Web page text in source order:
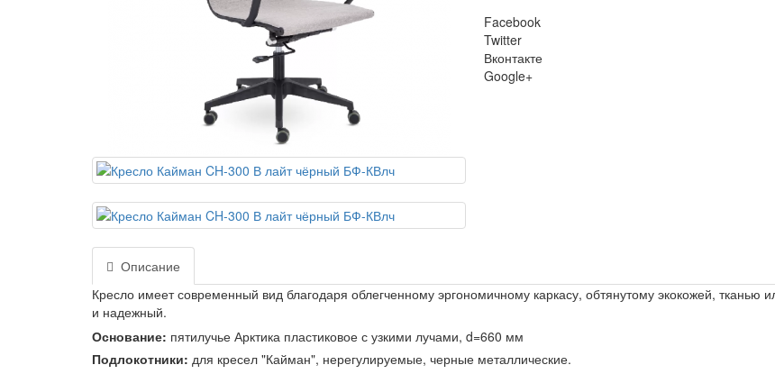
Facebook
Twitter
Вконтакте
Google+
Описание
Кресло имеет современный вид благодаря облегченному эргономичному каркасу, обтянутому экокожей, тканью
и надежный.
Основание: пятилучье Арктика пластиковое с узкими лучами, d=660 мм
Подлокотники: для кресел "Кайман", нерегулируемые, черные металлические.